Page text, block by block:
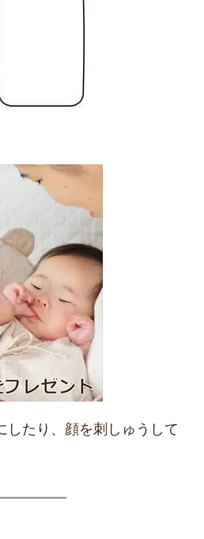
したり、顔を刺しゅうして